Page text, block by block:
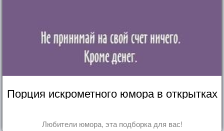
Порция искрометного юмора в открытках
Любители юмора, эта подборка для вас!